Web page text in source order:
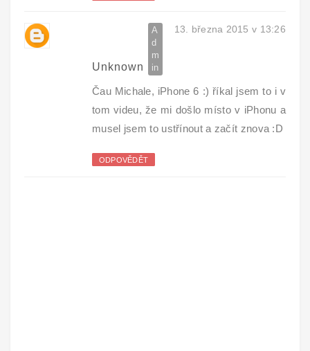
Unknown
13. března 2015 v 13:26
Čau Michale, iPhone 6 :) říkal jsem to i v
tom videu, že mi došlo místo v iPhonu a
musel jsem to ustřínout a začít znova :D
ODPOVĚDĚT